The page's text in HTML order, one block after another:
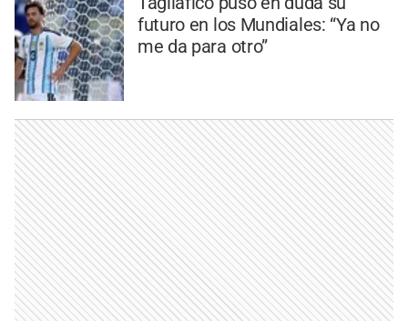
futuro en los Mundiales: “Ya no
me da para otro”